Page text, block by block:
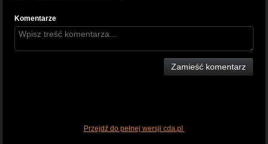
Komentarze
Zamieść komentarz
Przejdź do pełnej wersji cda.pl